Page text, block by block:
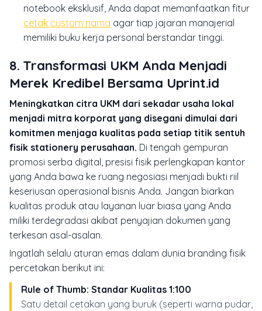
notebook eksklusif, Anda dapat memanfaatkan fitur
cetak custom nama agar tiap jajaran manajerial
memiliki buku kerja personal berstandar tinggi.
8. Transformasi UKM Anda Menjadi
Merek Kredibel Bersama Uprint.id
Meningkatkan citra UKM dari sekadar usaha lokal
menjadi mitra korporat yang disegani dimulai dari
komitmen menjaga kualitas pada setiap titik sentuh
fisik stationery perusahaan. Di tengah gempuran
promosi serba digital, presisi fisik perlengkapan kantor
yang Anda bawa ke ruang negosiasi menjadi bukti riil
keseriusan operasional bisnis Anda. Jangan biarkan
kualitas produk atau layanan luar biasa yang Anda
miliki terdegradasi akibat penyajian dokumen yang
terkesan asal-asalan.
Ingatlah selalu aturan emas dalam dunia branding fisik
percetakan berikut ini:
Rule of Thumb: Standar Kualitas 1:100
Satu detail cetakan yang buruk (seperti warna pudar,